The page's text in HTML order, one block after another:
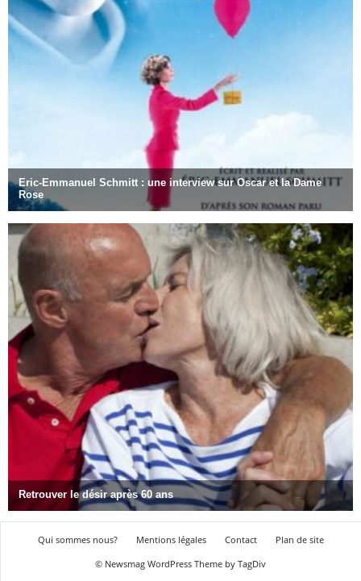
Qui sommes nous? Mentions légales Contact
Plan de site
© Newsmag WordPress Theme by TagDiv